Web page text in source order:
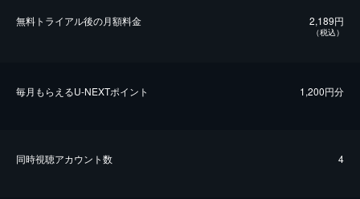
無料トライアル後の⽉額料金 2,189円
（税込）
毎⽉もらえるU-NEXTポイント 1,200円分
同時視聴アカウント数 4